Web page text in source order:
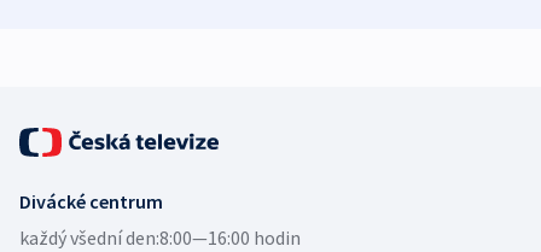
Divácké centrum
každý všední den:8:00—16:00 hodin